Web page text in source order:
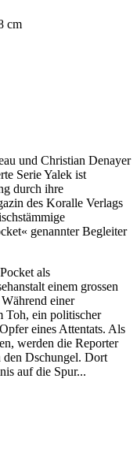
cm
und Christian Denayer
Serie Yalek ist
durch ihre
des Koralle Verlags
genannter Begleiter
als
einem grossen
einer
Toh, ein politischer
eines Attentats. Als
werden die Reporter
Dschungel. Dort
auf die Spur...